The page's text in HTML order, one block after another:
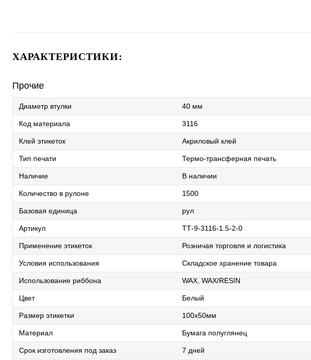
ХАРАКТЕРИСТИКИ:
Прочие
Диаметр втулки 40 мм
Код материала 3116
Клей этикеток Акриловый клей
Тип печати Термо-трансферная печать
Наличие В наличии
Количество в рулоне 1500
Базовая единица рул
Артикул TТ-9-3116-1.5-2-0
Применение этикеток Розничая торговля и логистика
Условия использования Складское хранение товара
Использование риббона WAX, WAX/RESIN
Цвет Белый
Размер этикетки 100х50мм
Материал Бумага полуглянец
Срок изготовления под заказ 7 дней